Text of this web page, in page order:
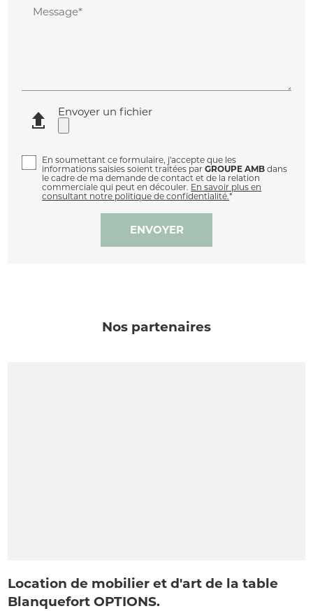
Message*
Envoyer un fichier
En soumettant ce formulaire, j'accepte que les
informations saisies soient traitées parGROUPE AMB dans
le cadre de ma demande de contact et de la relation
commerciale qui peut en découler. En savoir plus en
consultant notre politique de confidentialité.*
Nos partenaires
Location de mobilier et d'art de la table
Blanquefort OPTIONS.